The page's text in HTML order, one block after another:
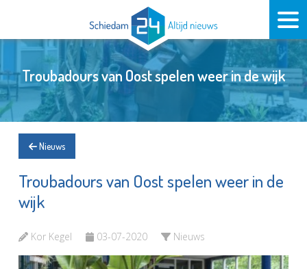
Troubadours van Oost spelen weer in de wijk
Nieuws
Troubadours van Oost spelen weer in de
wijk
Kor Kegel 03-07-2020 Nieuws